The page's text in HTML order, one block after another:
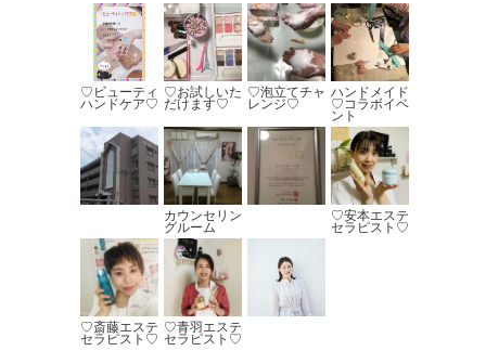
♡ビューティ
ハンドケア♡
♡お試しいた
だけます♡
♡泡立てチャ
レンジ♡
ハンドメイド
♡コラボイベ
ント
カウンセリン
グルーム
♡安本エステ
セラピスト♡
♡斎藤エステ
セラピスト♡
♡青羽エステ
セラピスト♡